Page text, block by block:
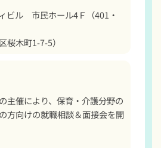
ビル　市民ホール4Ｆ（401・
桜木町1-7-5）
主催により、保育・介護分野の
方向けの就職相談＆面接会を開